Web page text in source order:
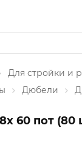
Для стройки и
Дюбели
60 пот (80